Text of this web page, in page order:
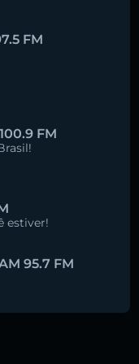
FM
FM
estiver!
95.7 FM